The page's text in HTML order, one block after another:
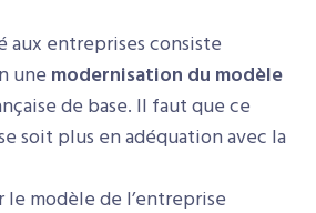
aux entreprises consiste
une modernisation du modèle
de base. Il faut que ce
soit plus en adéquation avec la
modèle de l’entreprise